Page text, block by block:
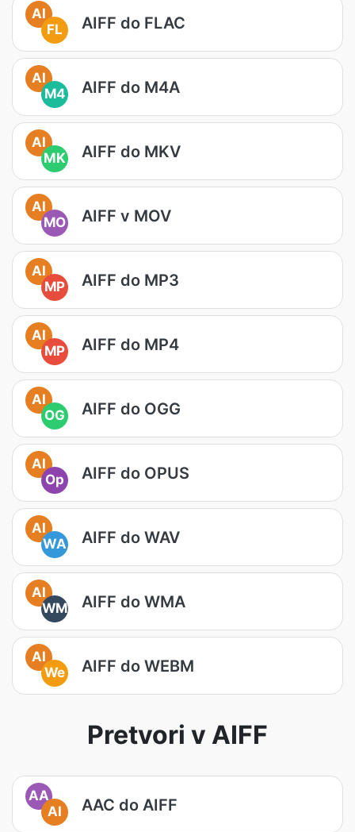
AI
FL
AIFF do FLAC
AI
M4
AIFF do M4A
AI
MK
AIFF do MKV
AI
MO
AIFF v MOV
AI
MP
AIFF do MP3
AI
MP
AIFF do MP4
AI
OG
AIFF do OGG
AI
Op
AIFF do OPUS
AI
WA
AIFF do WAV
AI
WM
AIFF do WMA
AI
We
AIFF do WEBM
Pretvori v AIFF
AA
AI
AAC do AIFF